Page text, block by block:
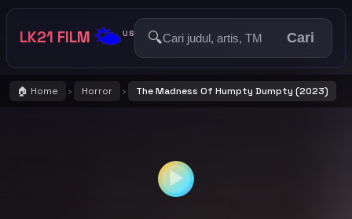
LK21 FILM 🌤️US 🔍 Cari
🏠 Home › Horror › The Madness Of Humpty Dumpty (2023)
▶